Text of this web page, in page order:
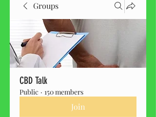
Groups
CBD Talk
Public · 150 members
Join